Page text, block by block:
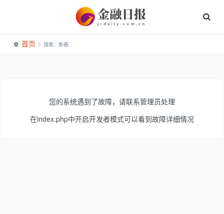
首页 > 搜索：新春
您的系统遇到了故障，请联系管理员处理
在index.php中开启开发者模式可以看到故障详细情况